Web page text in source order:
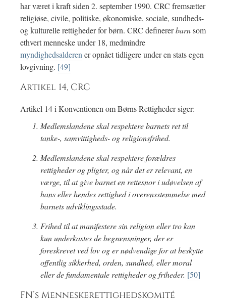
har været i kraft siden 2. september 1990. CRC fremsætter
religiøse, civile, politiske, økonomiske, sociale, sundheds-
og kulturelle rettigheder for børn. CRC definererbarnsom
ethvert menneske under 18, medmindre
myndighedsalderen er opnået tidligere under en stats egen
lovgivning. [49]
Artikel 14, CRC
Artikel 14 i Konventionen om Børns Rettigheder siger:
Medlemslandene skal respektere barnets ret til
tanke-, samvittigheds- og religionsfrihed.
Medlemslandene skal respektere forældres
rettigheder og pligter, og når det er relevant, en
værge, til at give barnet en rettesnor i udøvelsen af
hans eller hendes rettighed i overensstemmelse med
barnets udviklingsstade.
Frihed til at manifestere sin religion eller tro kan
kun underkastes de begrænsninger, der er
foreskrevet ved lov og er nødvendige for at beskytte
offentlig sikkerhed, orden, sundhed, eller moral
eller de fundamentale rettigheder og friheder. [50]
FN’s Menneskerettighedskomité